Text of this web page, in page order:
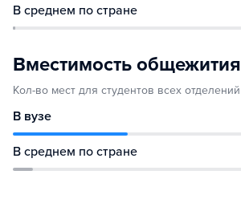
В среднем по стране
Вместимость общежития
Кол-во мест для студентов всех отделений
В вузе
В среднем по стране